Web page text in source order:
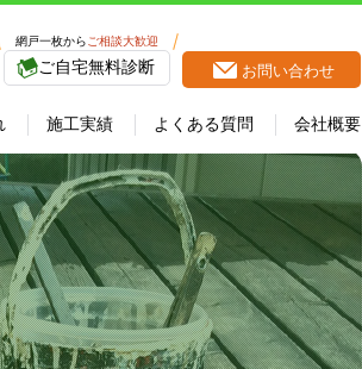
網戸一枚から ご相談大歓迎
ご自宅無料診断 お問い合わせ
施工実績 よくある質問 会社概要